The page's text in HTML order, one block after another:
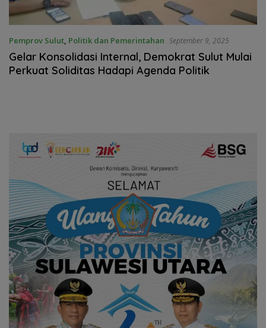
Pemprov Sulut, Politik dan Pemerintahan September 9, 2025
Gelar Konsolidasi Internal, Demokrat Sulut Mulai
Perkuat Soliditas Hadapi Agenda Politik